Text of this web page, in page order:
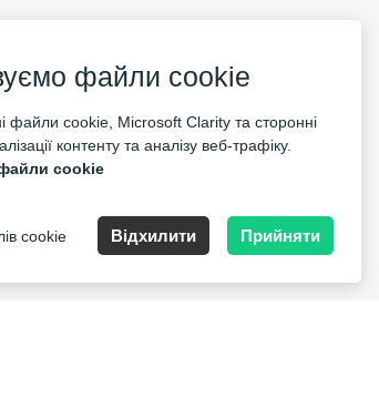
файли cookie
файли cookie, Microsoft Clarity та сторонні
контенту та аналізу веб-трафіку.
cookie
cookie Відхилити Прийняти